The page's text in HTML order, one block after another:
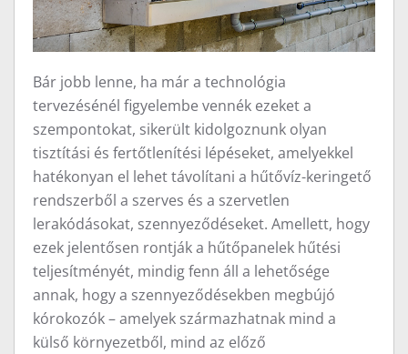
Bár jobb lenne, ha már a technológia
tervezésénél figyelembe vennék ezeket a
szempontokat, sikerült kidolgoznunk olyan
tisztítási és fertőtlenítési lépéseket, amelyekkel
hatékonyan el lehet távolítani a hűtővíz-keringető
rendszerből a szerves és a szervetlen
lerakódásokat, szennyeződéseket. Amellett, hogy
ezek jelentősen rontják a hűtőpanelek hűtési
teljesítményét, mindig fenn áll a lehetősége
annak, hogy a szennyeződésekben megbújó
kórokozók – amelyek származhatnak mind a
külső környezetből, mind az előző